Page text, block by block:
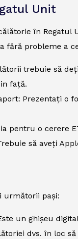
Unit
în
fără probleme a
trebuie să
față.
Prezentați o
pentru o cerere
să aveți
următorii pași:
un ghișeu
dvs. în loc